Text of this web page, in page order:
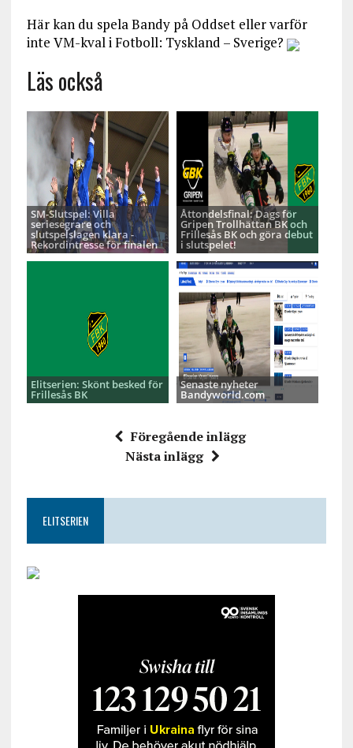
Här kan du spela Bandy på Oddset eller varför
inte VM-kval i Fotboll: Tyskland – Sverige?
Läs också
SM-Slutspel: Villa
seriesegrare och
slutspelslagen klara -
Rekordintresse för finalen
Åttondelsfinal: Dags för
Gripen Trollhättan BK och
Frillesås BK och göra debut
i slutspelet!
Elitserien: Skönt besked för
Frillesås BK
Senaste nyheter
Bandyworld.com
Föregående inlägg
Nästa inlägg
ELITSERIEN